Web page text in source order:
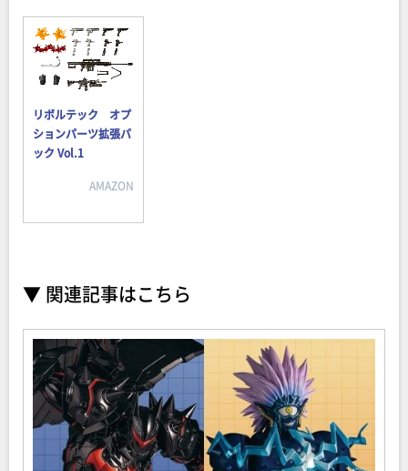
リボルテック オプ
ションパーツ拡張パ
ック Vol.1
AMAZON
▼ 関連記事はこちら